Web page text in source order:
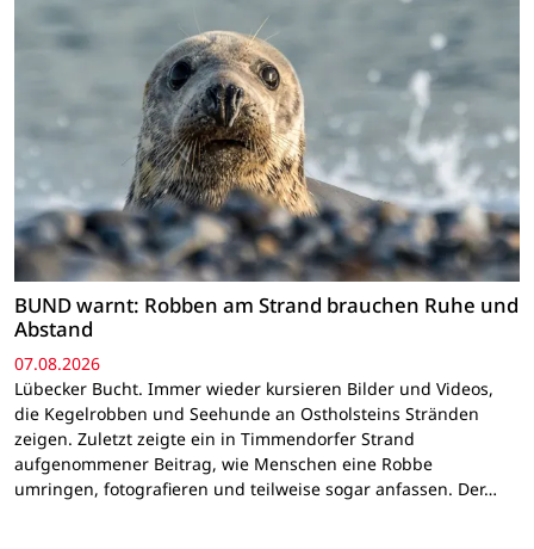
BUND warnt: Robben am Strand brauchen Ruhe und
Abstand
07.08.2026
Lübecker Bucht. Immer wieder kursieren Bilder und Videos,
die Kegelrobben und Seehunde an Ostholsteins Stränden
zeigen. Zuletzt zeigte ein in Timmendorfer Strand
aufgenommener Beitrag, wie Menschen eine Robbe
umringen, fotografieren und teilweise sogar anfassen. Der…